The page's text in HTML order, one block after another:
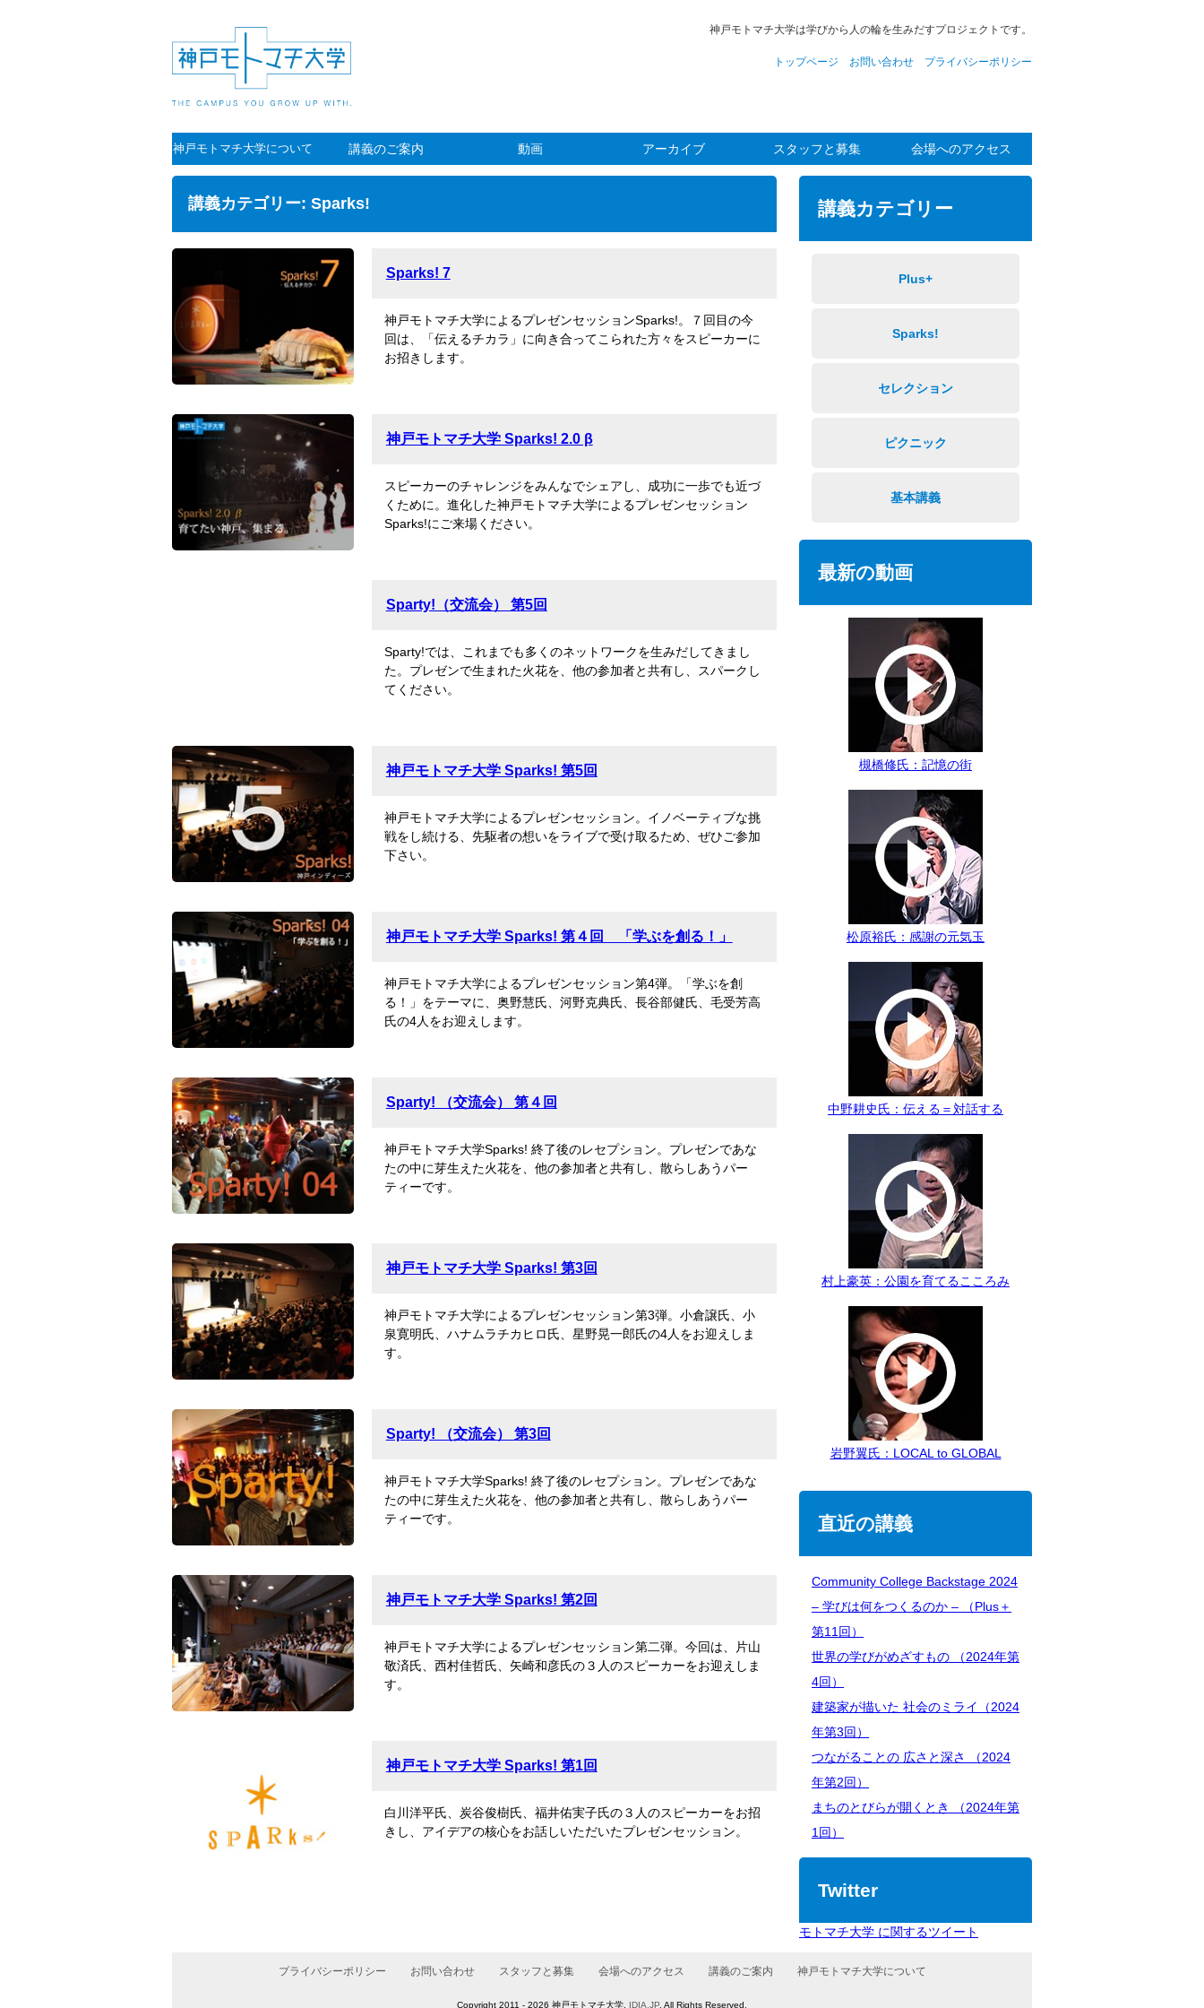
神戸モトマチ大学は学びから人の輪を生みだすプロジェクトです。
神戸モトマチ大学について 講義のご案内 動画 アーカイブ スタッフと募集 会場へのアクセス
トップページ お問い合わせ プライバシーポリシー
講義カテゴリー: Sparks!
Sparks! 7
神戸モトマチ大学によるプレゼンセッションSparks!。７回目の今
回は、「伝えるチカラ」に向き合ってこられた方々をスピーカーに
お招きします。
神戸モトマチ大学 Sparks! 2.0 β
スピーカーのチャレンジをみんなでシェアし、成功に一歩でも近づ
くために。進化した神戸モトマチ大学によるプレゼンセッション
Sparks!にご来場ください。
Sparty!（交流会） 第5回
Sparty!では、これまでも多くのネットワークを生みだしてきまし
た。プレゼンで生まれた火花を、他の参加者と共有し、スパークし
てください。
神戸モトマチ大学 Sparks! 第5回
神戸モトマチ大学によるプレゼンセッション。イノベーティブな挑
戦をし続ける、先駆者の想いをライブで受け取るため、ぜひご参加
下さい。
神戸モトマチ大学 Sparks! 第４回 「学ぶを創る！」
神戸モトマチ大学によるプレゼンセッション第4弾。「学ぶを創
る！」をテーマに、奥野慧氏、河野克典氏、長谷部健氏、毛受芳高
氏の4人をお迎えします。
Sparty! （交流会） 第４回
神戸モトマチ大学Sparks! 終了後のレセプション。プレゼンであな
たの中に芽生えた火花を、他の参加者と共有し、散らしあうパー
ティーです。
神戸モトマチ大学 Sparks! 第3回
神戸モトマチ大学によるプレゼンセッション第3弾。小倉譲氏、小
泉寛明氏、ハナムラチカヒロ氏、星野晃一郎氏の4人をお迎えしま
す。
Sparty! （交流会） 第3回
神戸モトマチ大学Sparks! 終了後のレセプション。プレゼンであな
たの中に芽生えた火花を、他の参加者と共有し、散らしあうパー
ティーです。
神戸モトマチ大学 Sparks! 第2回
神戸モトマチ大学によるプレゼンセッション第二弾。今回は、片山
敬済氏、西村佳哲氏、矢崎和彦氏の３人のスピーカーをお迎えしま
す。
神戸モトマチ大学 Sparks! 第1回
白川洋平氏、炭谷俊樹氏、福井佑実子氏の３人のスピーカーをお招
きし、アイデアの核心をお話しいただいたプレゼンセッション。
講義カテゴリー
Plus+
Sparks!
セレクション
ピクニック
基本講義
最新の動画
槻橋修氏：記憶の街
松原裕氏：感謝の元気玉
中野耕史氏：伝える＝対話する
村上豪英：公園を育てるこころみ
岩野翼氏：LOCAL to GLOBAL
直近の講義
Community College Backstage 2024
– 学びは何をつくるのか – （Plus＋
第11回）
世界の学びがめざすもの （2024年第
4回）
建築家が描いた 社会のミライ（2024
年第3回）
つながることの 広さと深さ （2024
年第2回）
まちのとびらが開くとき （2024年第
1回）
Twitter
モトマチ大学 に関するツイート
プライバシーポリシー お問い合わせ スタッフと募集 会場へのアクセス 講義のご案内 神戸モトマチ大学について
Copyright 2011 - 2026 神戸モトマチ大学, IDIA.JP . All Rights Reserved.